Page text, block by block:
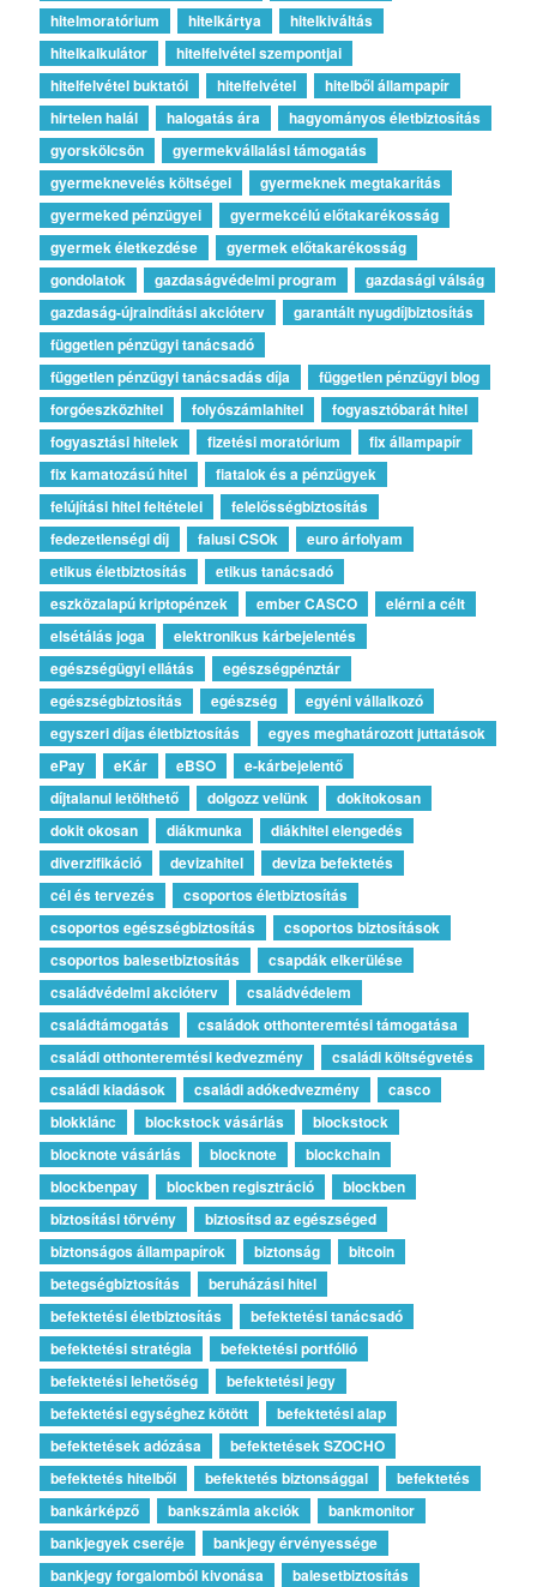
hitelmoratórium
hitelkártya
hitelkiváltás
hitelkalkulátor
hitelfelvétel szempontjai
hitelfelvétel buktatói
hitelfelvétel
hitelből állampapír
hirtelen halál
halogatás ára
hagyományos életbiztosítás
gyorskölcsön
gyermekvállalási támogatás
gyermeknevelés költségei
gyermeknek megtakarítás
gyermeked pénzügyei
gyermekcélú előtakarékosság
gyermek életkezdése
gyermek előtakarékosság
gondolatok
gazdaságvédelmi program
gazdasági válság
gazdaság-újraindítási akcióterv
garantált nyugdíjbiztosítás
független pénzügyi tanácsadó
független pénzügyi tanácsadás díja
független pénzügyi blog
forgóeszközhitel
folyószámlahitel
fogyasztóbarát hitel
fogyasztási hitelek
fizetési moratórium
fix állampapír
fix kamatozású hitel
fiatalok és a pénzügyek
felújítási hitel feltételei
felelősségbiztosítás
fedezetlenségi díj
falusi CSOk
euro árfolyam
etikus életbiztosítás
etikus tanácsadó
eszközalapú kriptopénzek
ember CASCO
elérni a célt
elsétálás joga
elektronikus kárbejelentés
egészségügyi ellátás
egészségpénztár
egészségbiztosítás
egészség
egyéni vállalkozó
egyszeri díjas életbiztosítás
egyes meghatározott juttatások
ePay
eKár eBSO
e-kárbejelentő
díjtalanul letölthető
dolgozz velünk
dokitokosan
dokit okosan
diákmunka
diákhitel elengedés
diverzifikáció
devizahitel
deviza befektetés
cél és tervezés
csoportos életbiztosítás
csoportos egészségbiztosítás
csoportos biztosítások
csoportos balesetbiztosítás
csapdák elkerülése
családvédelmi akcióterv
családvédelem
családtámogatás
családok otthonteremtési támogatása
családi otthonteremtési kedvezmény
családi költségvetés
családi kiadások
családi adókedvezmény
casco
blokklánc
blockstock vásárlás
blockstock
blocknote vásárlás
blocknote
blockchain
blockbenpay
blockben regisztráció
blockben
biztosítási törvény
biztosítsd az egészséged
biztonságos állampapírok
biztonság
bitcoin
betegségbiztosítás
beruházási hitel
befektetési életbiztosítás
befektetési tanácsadó
befektetési stratégia
befektetési portfólió
befektetési lehetőség
befektetési jegy
befektetési egységhez kötött
befektetési alap
befektetések adózása
befektetések SZOCHO
befektetés hitelből
befektetés biztonsággal
befektetés
bankárképző
bankszámla akciók
bankmonitor
bankjegyek cseréje
bankjegy érvényessége
bankjegy forgalomból kivonása
balesetbiztosítás